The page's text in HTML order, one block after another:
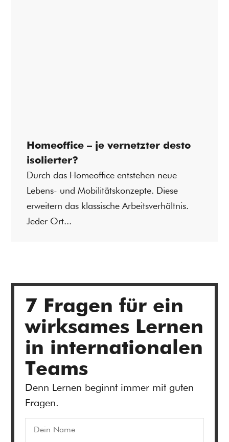
Homeoffice – je vernetzter desto
isolierter?
Durch das Homeoffice entstehen neue
Lebens- und Mobilitätskonzepte. Diese
erweitern das klassische Arbeitsverhältnis.
Jeder Ort...
7 Fragen für ein
wirksames Lernen
in internationalen
Teams
Denn Lernen beginnt immer mit guten
Fragen.